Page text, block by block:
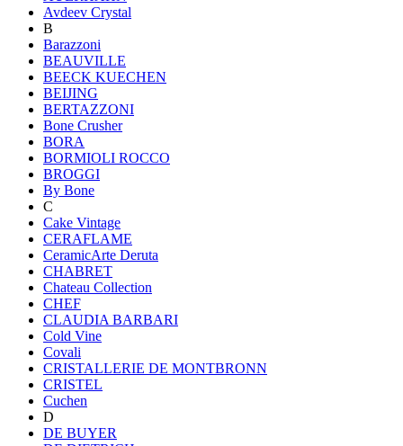
Avdeev Crystal
B
Barazzoni
BEAUVILLE
BEECK KUECHEN
BEIJING
BERTAZZONI
Bone Crusher
BORA
BORMIOLI ROCCO
BROGGI
By Bone
C
Cake Vintage
CERAFLAME
CeramicArte Deruta
CHABRET
Chateau Collection
CHEF
CLAUDIA BARBARI
Cold Vine
Covali
CRISTALLERIE DE MONTBRONN
CRISTEL
Cuchen
D
DE BUYER